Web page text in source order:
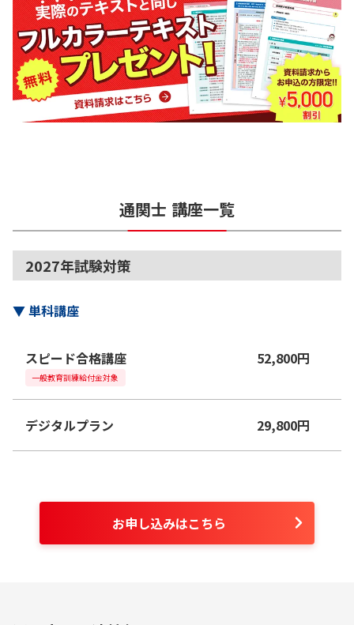
通関士 講座一覧
2027年試験対策
▼単科講座
スピード合格講座 52,800円
一般教育訓練給付金対象
デジタルプラン 29,800円
お申し込みはこちら